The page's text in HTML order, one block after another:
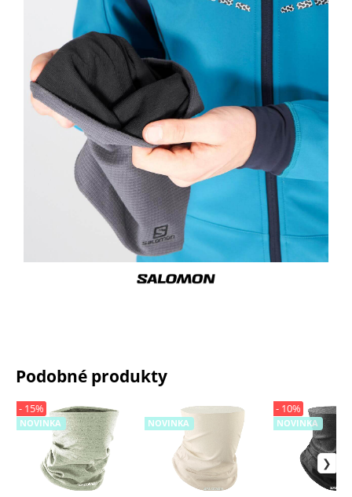
Podobné produkty
NOVINKA
- 15%
NOVINKA NOVINKA
- 10%